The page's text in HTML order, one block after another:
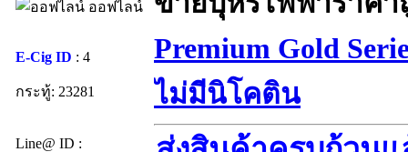
ออฟไลน์
E-Cig ID : 4
กระทู้: 23281
Line@ ID :
Premium Gold
ไม่มีนิโคติน